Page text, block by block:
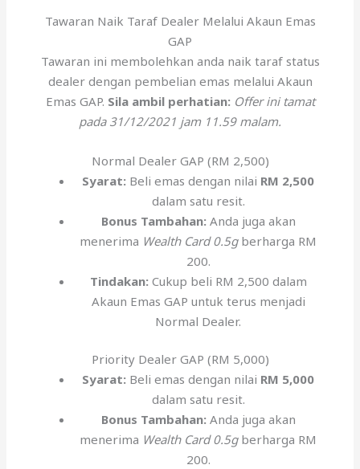
Tawaran Naik Taraf Dealer Melalui Akaun Emas
GAP
Tawaran ini membolehkan anda naik taraf status
dealer dengan pembelian emas melalui Akaun
Emas GAP. Sila ambil perhatian: Offer ini tamat
pada 31/12/2021 jam 11.59 malam.
Normal Dealer GAP (RM 2,500)
Syarat: Beli emas dengan nilai RM 2,500
dalam satu resit.
Bonus Tambahan:Anda juga akan
menerima Wealth Card 0.5gberharga RM
200.
Tindakan:Cukup beli RM 2,500 dalam
Akaun Emas GAP untuk terus menjadi
Normal Dealer.
Priority Dealer GAP (RM 5,000)
Syarat: Beli emas dengan nilai RM 5,000
dalam satu resit.
Bonus Tambahan:Anda juga akan
menerima Wealth Card 0.5gberharga RM
200.